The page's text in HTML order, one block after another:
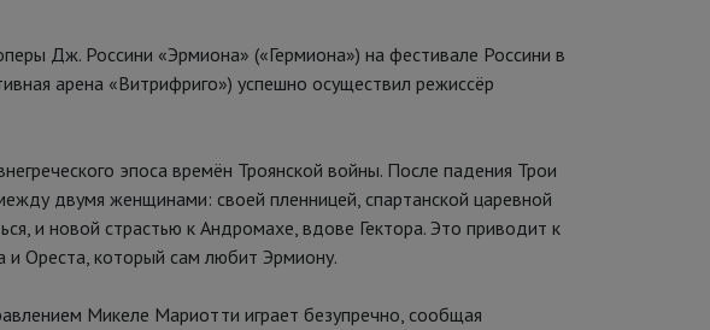
Дж. Россини «Эрмиона» («Гермиона») на фестивале Россини в
арена «Витрифриго») успешно осуществил режиссёр
эпоса времён Троянской войны. После падения Трои
двумя женщинами: своей пленницей, спартанской царевной
и новой страстью к Андромахе, вдове Гектора. Это приводит к
и Ореста, который сам любит Эрмиону.
Микеле Мариотти играет безупречно, сообщая